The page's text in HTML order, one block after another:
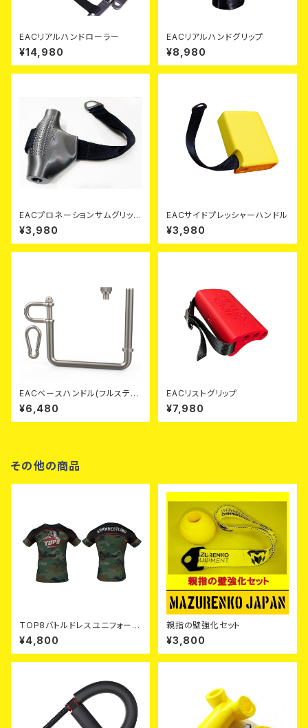
EACリアルハンドローラー
¥14,980
EACリアルハンドグリップ
¥8,980
EACプロネーションサムグリップ
(ハンドル用｜ストラップ付)
¥3,980
EACサイドプレッシャーハンドル
¥3,980
EACベースハンドル(フルステン
レス)
¥6,480
EACリストグリップ
¥7,980
その他の商品
TOP8バトルドレスユニフォーム
(ウッドランドパターン)日本限定
¥4,800
親指の壁強化セット
¥3,800